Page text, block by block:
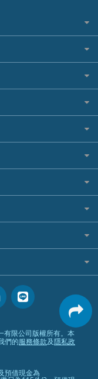
限公司版權所有。本
們的服務條款及隱私政
預借現金為